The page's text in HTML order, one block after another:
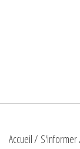
Accueil S'informer